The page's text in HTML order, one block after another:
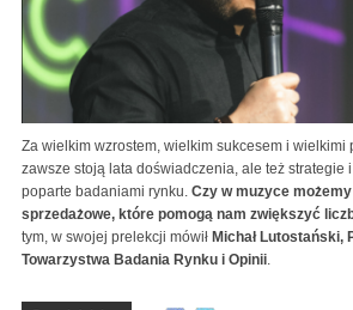
Za wielkim wzrostem, wielkim sukcesem i wielkimi
zawsze stoją lata doświadczenia, ale też strategie
poparte badaniami rynku. Czy w muzyce
sprzedażowe, które pomogą nam zwiększyć
tym, w swojej prelekcji mówił Michał Lutostański,
Towarzystwa Badania Rynku i Opinii.